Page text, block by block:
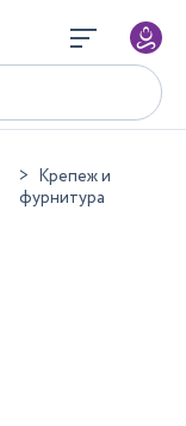
Крепеж и
фурнитура